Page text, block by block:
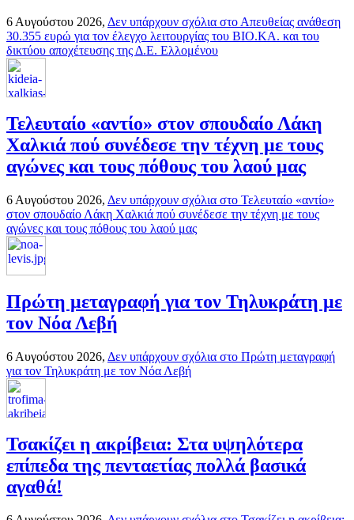
6 Αυγούστου 2026, Δεν υπάρχουν σχόλια στο Απευθείας ανάθεση
30.355 ευρώ για τον έλεγχο λειτουργίας του ΒΙΟ.ΚΑ. και του
δικτύου αποχέτευσης της Δ.Ε. Ελλομένου
Τελευταίο «αντίο» στον σπουδαίο Λάκη
Χαλκιά πού συνέδεσε την τέχνη με τους
αγώνες και τους πόθους του λαού μας
6 Αυγούστου 2026, Δεν υπάρχουν σχόλια στο Τελευταίο «αντίο»
στον σπουδαίο Λάκη Χαλκιά πού συνέδεσε την τέχνη με τους
αγώνες και τους πόθους του λαού μας
Πρώτη μεταγραφή για τον Τηλυκράτη με
τον Νόα Λεβή
6 Αυγούστου 2026, Δεν υπάρχουν σχόλια στο Πρώτη μεταγραφή
για τον Τηλυκράτη με τον Νόα Λεβή
Τσακίζει η ακρίβεια: Στα υψηλότερα
επίπεδα της πενταετίας πολλά βασικά
αγαθά!